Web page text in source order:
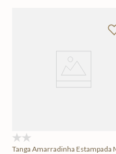
Tanga Amarradinha Estampada